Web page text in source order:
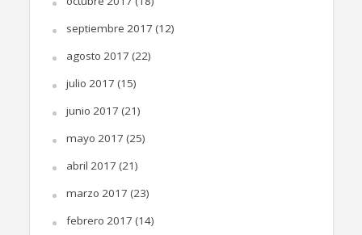
septiembre 2017 (12)
agosto 2017 (22)
julio 2017 (15)
junio 2017 (21)
mayo 2017 (25)
abril 2017 (21)
marzo 2017 (23)
febrero 2017 (14)